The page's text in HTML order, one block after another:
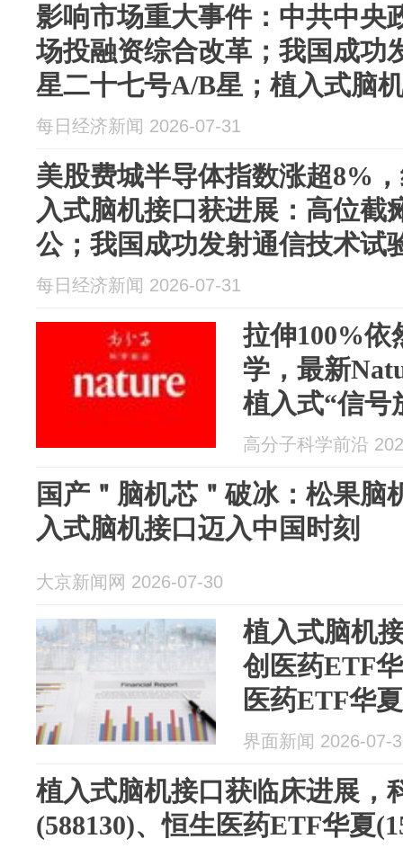
影响市场重大事件：中共中央
场投融资综合改革；我国成功
星二十七号A/B星；植入式脑
截瘫患者实现“脑控”办公
每日经济新闻 2026-07-31
美股费城半导体指数涨超8%
入式脑机接口获进展：高位截
公；我国成功发射通信技术试
星——《投资早参》
每日经济新闻 2026-07-31
拉伸100%依
学，最新
植入式“信号
更清晰
高分子科学前沿
国产＂脑机芯＂破冰：松果脑
入式脑机接口迈入中国时刻
大京新闻网 2026-07-30
植入式脑机
创医药ETF
医药ETF华
界面新闻 2026-07-
植入式脑机接口获临床进展，
(588130)、恒生医药ETF华夏